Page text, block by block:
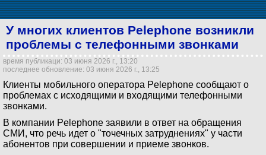
У многих клиентов Pelephone возникли
проблемы с телефонными звонками
время публикаци: 03 июня 2026 г., 13:20
последнее обновление: 03 июня 2026 г., 13:25
Клиенты мобильного оператора Pelephone сообщают о
проблемах с исходящими и входящими телефонными
звонками.
В компании Pelephone заявили в ответ на обращения
СМИ, что речь идет о "точечных затруднениях" у части
абонентов при совершении и приеме звонков.